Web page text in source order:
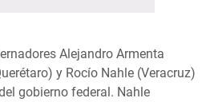
Alejandro Armenta
y Rocío Nahle (Veracruz)
gobierno federal. Nahle